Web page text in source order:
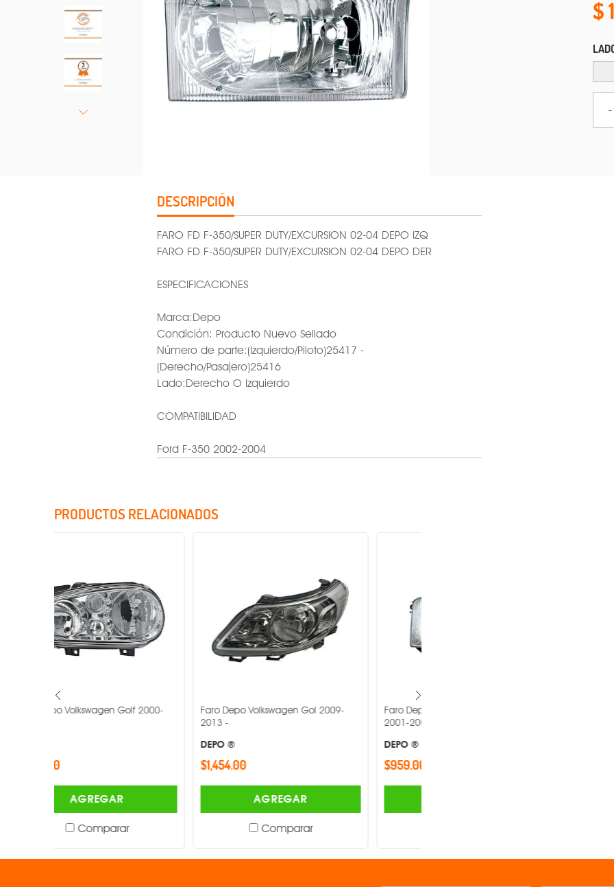
-
DESCRIPCIÓN
FARO FD F-350/SUPER DUTY/EXCURSION 02-04 DEPO IZQ
FARO FD F-350/SUPER DUTY/EXCURSION 02-04 DEPO DER
ESPECIFICACIONES
Marca:Depo
Condición: Producto Nuevo Sellado
Número de parte:(Izquierdo/Piloto)25417 -
(Derecho/Pasajero)25416
Lado:Derecho O Izquierdo
COMPATIBILIDAD
Ford F-350 2002-2004
PRODUCTOS RELACIONADOS
Faro Depo Volkswagen Gol 2009-
AGREGAR
Comparar
Faro Depo Volkswagen Eurovan
AGREGAR
Comparar